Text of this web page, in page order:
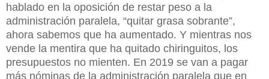
hablado en la oposición de restar peso a la
administración paralela, “quitar grasa sobrante”,
ahora sabemos que ha aumentado. Y mientras nos
vende la mentira que ha quitado chiringuitos, los
presupuestos no mienten. En 2019 se van a pagar
más nóminas de la administración paralela que en